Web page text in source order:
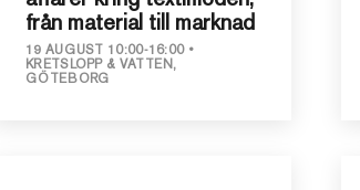
från material till marknad
19 AUGUST 10:00-16:00
KRETSLOPP & VATTEN,
GÖTEBORG